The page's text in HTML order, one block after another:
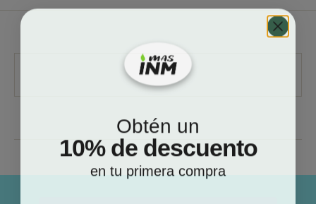
Obtén un
10% de descuento
en tu primera compra